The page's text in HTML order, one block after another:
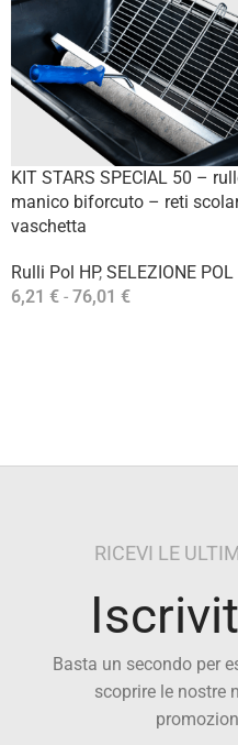
KIT STARS SPECIAL 50 –
manico biforcuto – reti
vaschetta
Rulli Pol HP, SELEZIONE POL
6,21 € - 76,01 €
RICEVI LE
Basta un secondo per
scoprire le nostre